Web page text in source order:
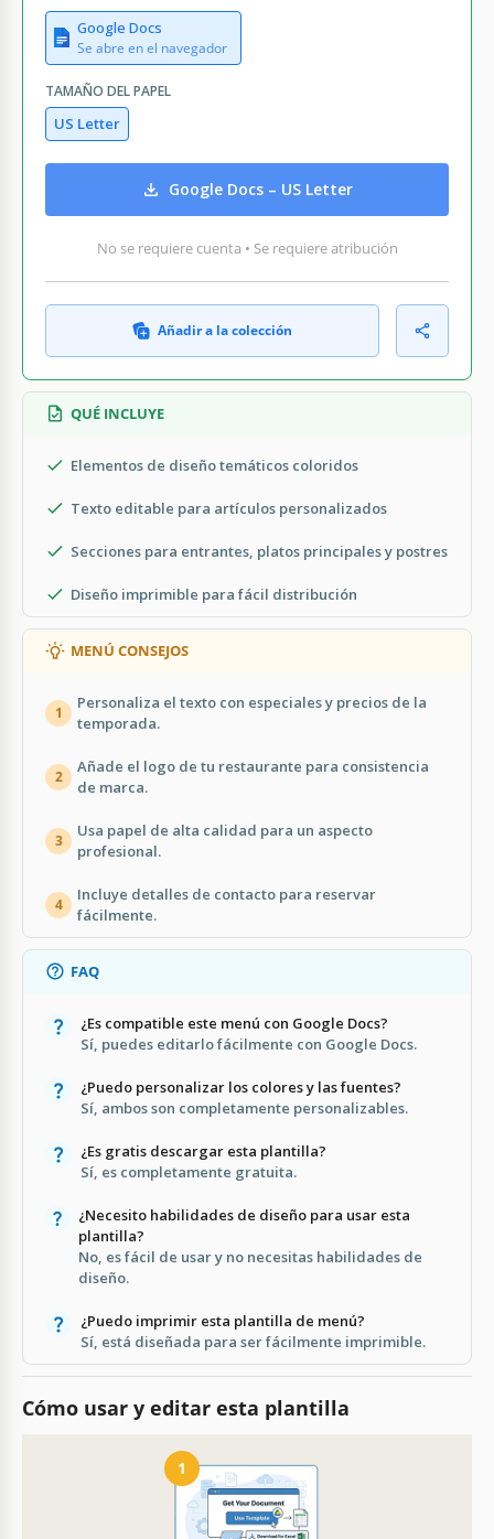
Google Docs
Se abre en el navegador
TAMAÑO DEL PAPEL
US Letter
Google Docs – US Letter
No se requiere cuenta • Se requiere atribución
Añadir a la colección
QUÉ INCLUYE
Elementos de diseño temáticos coloridos
Texto editable para artículos personalizados
Secciones para entrantes, platos principales y postres
Diseño imprimible para fácil distribución
MENÚ CONSEJOS
1
Personaliza el texto con especiales y precios de la
temporada.
2
Añade el logo de tu restaurante para consistencia
de marca.
3
Usa papel de alta calidad para un aspecto
profesional.
4
Incluye detalles de contacto para reservar
fácilmente.
FAQ
¿Es compatible este menú con Google Docs?
Sí, puedes editarlo fácilmente con Google Docs.
¿Puedo personalizar los colores y las fuentes?
Sí, ambos son completamente personalizables.
¿Es gratis descargar esta plantilla?
Sí, es completamente gratuita.
¿Necesito habilidades de diseño para usar esta
plantilla?
No, es fácil de usar y no necesitas habilidades de
diseño.
¿Puedo imprimir esta plantilla de menú?
Sí, está diseñada para ser fácilmente imprimible.
Cómo usar y editar esta plantilla
1